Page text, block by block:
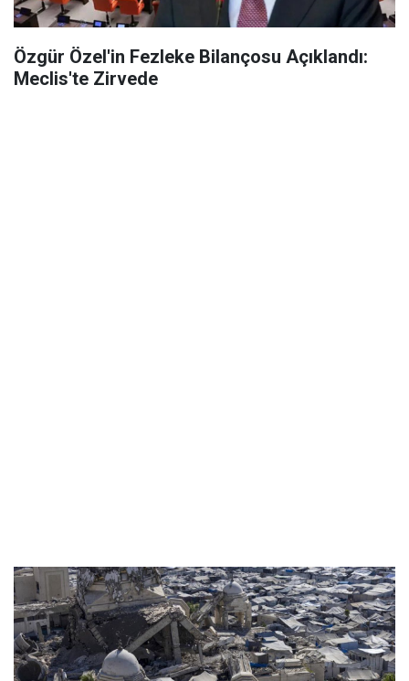
Özgür Özel'in Fezleke Bilançosu Açıklandı:
Meclis'te Zirvede